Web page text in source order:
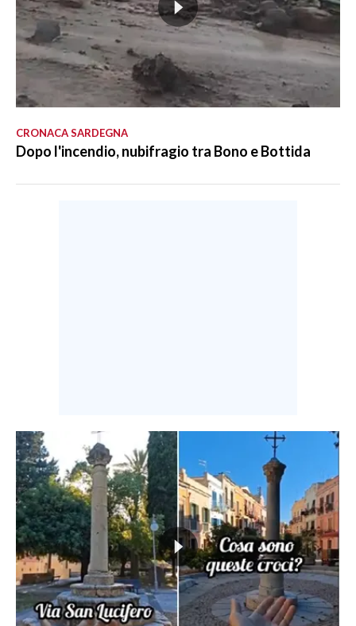
CRONACA SARDEGNA
Dopo l'incendio, nubifragio tra Bono e Bottida